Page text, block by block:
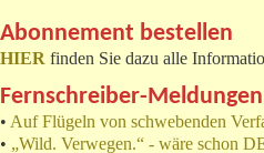
Abonnement bestellen
HIER finden Sie dazu alle
Fernschreiber-Meldungen
• Auf Flügeln von schwebenden
• „Wild. Verwegen.“ - wäre schon